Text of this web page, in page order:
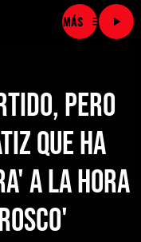
menu
play_arrow
pero
que ha
a la hora